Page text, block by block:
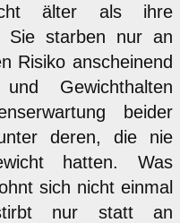
älter als ihre
Sie starben nur an
Risiko anscheinend
Gewichthalten
beider
deren, die nie
hatten. Was
sich nicht einmal
nur statt an